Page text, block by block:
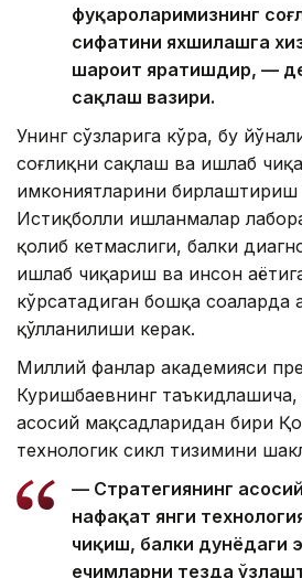
фуқароларимизнинг
сифатини яхшилашга
шароит яратишдир, —
сақлаш вазири.
Унинг сўзларига кўра, бу
соғлиқни сақлаш ва ишлаб
имкониятларини бирлаштириш
Истиқболли ишланмалар
қолиб кетмаслиги, балки
ишлаб чиқариш ва инсон
кўрсатадиган бошқа соҳаларда
қўлланилиши керак.
Миллий фанлар академияси
Куришбаевнинг таъкидлашича,
асосий мақсадларидан бири
технологик сикл тизимини
— Стратегиянинг
нафақат янги
чиқиш, балки дунёдаги
ечимларни тезда